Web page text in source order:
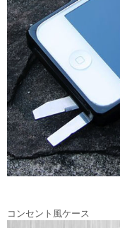
コンセント風ケース